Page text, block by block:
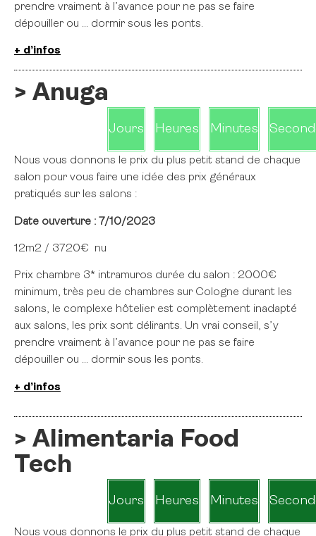
prendre vraiment à l’avance pour ne pas se faire
dépouiller ou … dormir sous les ponts.
+ d’infos
> Anuga
Jours Heures Minutes
Nous vous donnons le prix du plus petit stand de chaque
salon pour vous faire une idée des prix généraux
pratiqués sur les salons :
Date ouverture : 7/10/2023
12m2 / 3720€ nu
Prix chambre 3* intramuros durée du salon : 2000€
minimum, très peu de chambres sur Cologne durant les
salons, le complexe hôtelier est complètement inadapté
aux salons, les prix sont délirants. Un vrai conseil, s’y
prendre vraiment à l’avance pour ne pas se faire
dépouiller ou … dormir sous les ponts.
+ d’infos
> Alimentaria Food
Tech
Jours Heures Minutes
Nous vous donnons le prix du plus petit stand de chaque